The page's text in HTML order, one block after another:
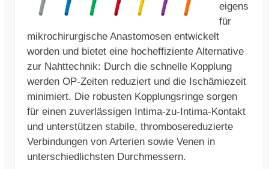
eigens
für
mikrochirurgische Anastomosen entwickelt
worden und bietet eine hocheffiziente Alternative
zur Nahttechnik: Durch die schnelle Kopplung
werden OP-Zeiten reduziert und die Ischämiezeit
minimiert. Die robusten Kopplungsringe sorgen
für einen zuverlässigen Intima-zu-Intima-Kontakt
und unterstützen stabile, thrombosereduzierte
Verbindungen von Arterien sowie Venen in
unterschiedlichsten Durchmessern.